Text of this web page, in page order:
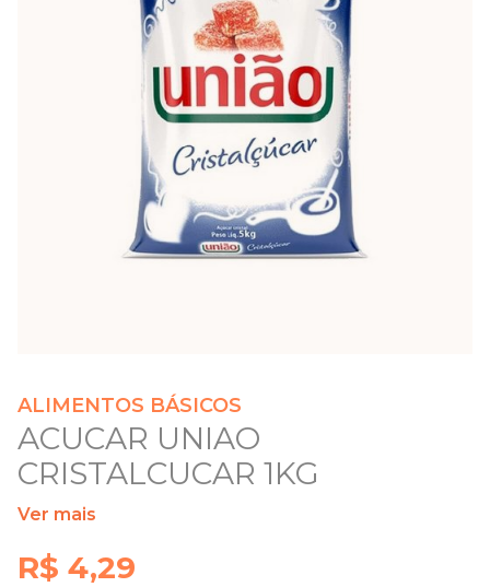
ALIMENTOS BÁSICOS
ACUCAR UNIAO
CRISTALCUCAR 1KG
Ver mais
R$ 4,29